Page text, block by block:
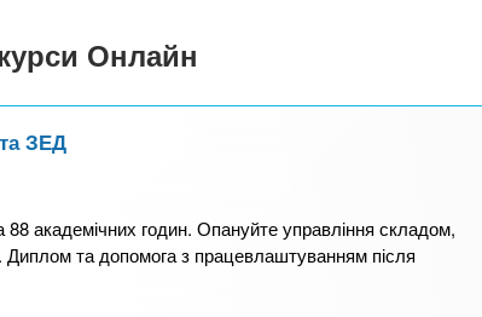
Онлайн
ЗЕД
88 академічних годин. Опануйте управління складом,
та допомога з працевлаштуванням після